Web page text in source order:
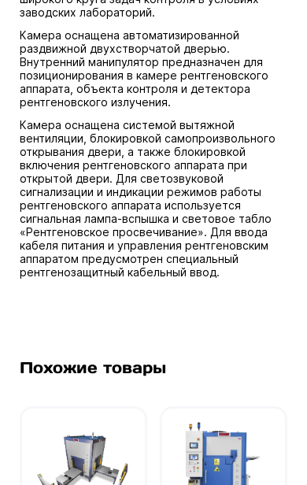
заводских лабораторий.
Камера оснащена автоматизированной
раздвижной двухстворчатой дверью.
Внутренний манипулятор предназначен для
позиционирования в камере рентгеновского
аппарата, объекта контроля и детектора
рентгеновского излучения.
Камера оснащена системой вытяжной
вентиляции, блокировкой самопроизвольного
открывания двери, а также блокировкой
включения рентгеновского аппарата при
открытой двери. Для светозвуковой
сигнализации и индикации режимов работы
рентгеновского аппарата используется
сигнальная лампа-вспышка и световое табло
«Рентгеновское просвечивание». Для ввода
кабеля питания и управления рентгеновским
аппаратом предусмотрен специальный
рентгенозащитный кабельный ввод.
Похожие товары